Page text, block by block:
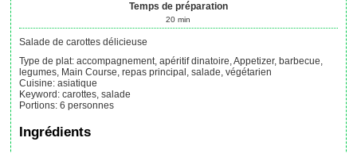
Temps de préparation
20 min
Salade de carottes délicieuse
Type de plat: accompagnement, apéritif dinatoire, Appetizer, barbecue,
legumes, Main Course, repas principal, salade, végétarien
Cuisine: asiatique
Keyword: carottes, salade
Portions:6 personnes
Ingrédients